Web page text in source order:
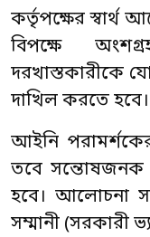
কর্তৃপক্ষের
বিপক্ষে
দরখাস্তকারীকে
দাখিল করতে হবে।
আইনি
তবে সন্তোষজনক
হবে। আলোচনা
সম্মানী (সরকারী